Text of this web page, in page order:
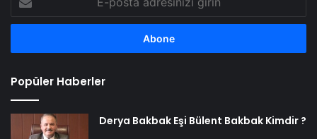
posta
adresinizi
Popüler Haberler
Derya Bakbak Eşi Bülent Bakbak Kimdir ?